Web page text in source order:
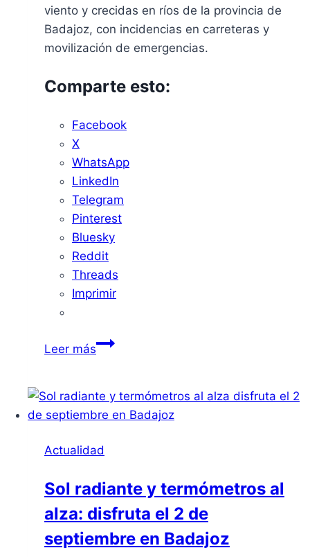
viento y crecidas en ríos de la provincia de
Badajoz, con incidencias en carreteras y
movilización de emergencias.
Comparte esto:
Facebook
X
WhatsApp
LinkedIn
Telegram
Pinterest
Bluesky
Reddit
Threads
Imprimir
Leer másTemporal
rachas
extremas
viento
afectaciones
en
Badajoz
Actualidad
Sol radiante y termómetros al
alza: disfruta el 2 de
septiembre en Badajoz